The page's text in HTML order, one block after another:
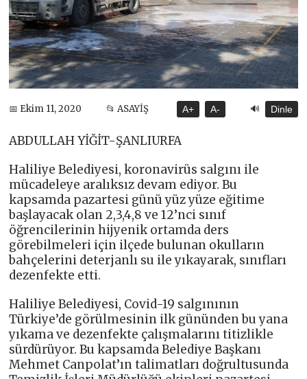
📅 Ekim 11, 2020 📂 ASAYİŞ A+ A- 🔊 Dinle
ABDULLAH YİĞİT-ŞANLIURFA
Haliliye Belediyesi, koronavirüs salgını ile
mücadeleye aralıksız devam ediyor. Bu
kapsamda pazartesi günü yüz yüze eğitime
başlayacak olan 2,3,4,8 ve 12’nci sınıf
öğrencilerinin hijyenik ortamda ders
görebilmeleri için ilçede bulunan okulların
bahçelerini deterjanlı su ile yıkayarak, sınıfları
dezenfekte etti.
Haliliye Belediyesi, Covid-19 salgınının
Türkiye’de görülmesinin ilk gününden bu yana
yıkama ve dezenfekte çalışmalarını titizlikle
sürdürüyor. Bu kapsamda Belediye Başkanı
Mehmet Canpolat’ın talimatları doğrultusunda